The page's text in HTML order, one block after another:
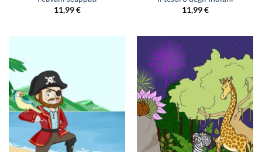
11,99€
11,99€